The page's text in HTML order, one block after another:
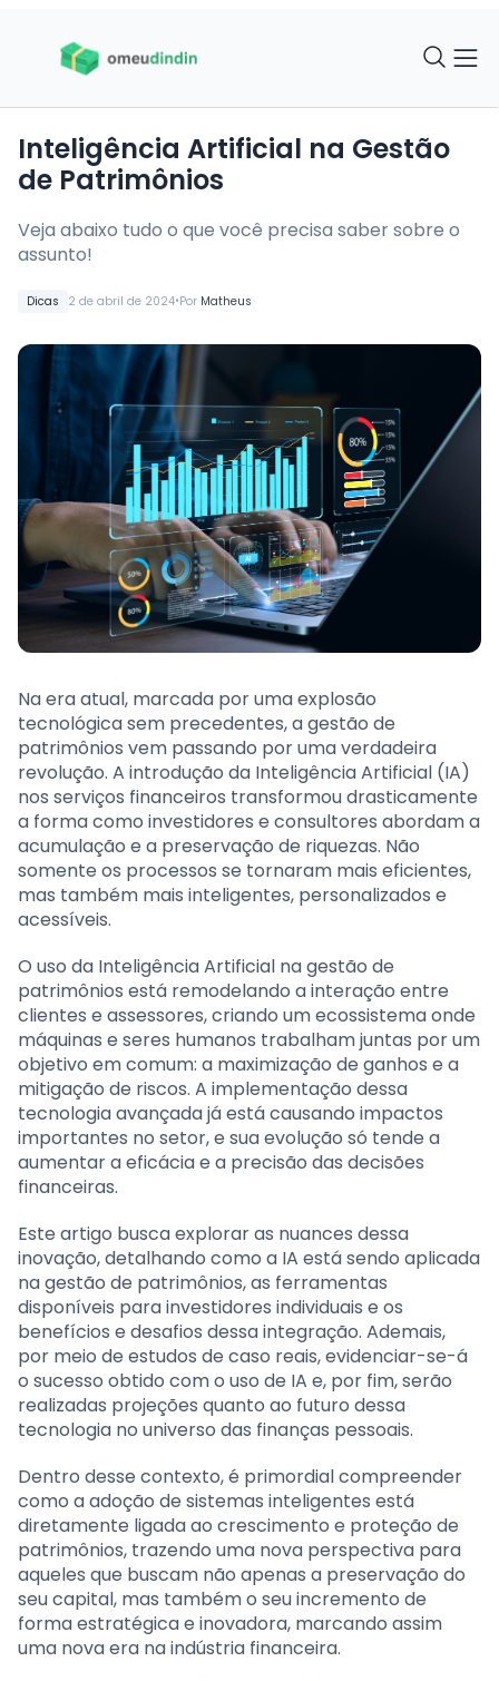
Dicas 2 de abril de 2024•Por Matheus
Inteligência Artificial na Gestão
de Patrimônios
Veja abaixo tudo o que você precisa saber sobre o
assunto!
Na era atual, marcada por uma explosão
tecnológica sem precedentes, a gestão de
patrimônios vem passando por uma verdadeira
revolução. A introdução da Inteligência Artificial (IA)
nos serviços financeiros transformou drasticamente
a forma como investidores e consultores abordam a
acumulação e a preservação de riquezas. Não
somente os processos se tornaram mais eficientes,
mas também mais inteligentes, personalizados e
acessíveis.
O uso da Inteligência Artificial na gestão de
patrimônios está remodelando a interação entre
clientes e assessores, criando um ecossistema onde
máquinas e seres humanos trabalham juntas por um
objetivo em comum: a maximização de ganhos e a
mitigação de riscos. A implementação dessa
tecnologia avançada já está causando impactos
importantes no setor, e sua evolução só tende a
aumentar a eficácia e a precisão das decisões
financeiras.
Este artigo busca explorar as nuances dessa
inovação, detalhando como a IA está sendo aplicada
na gestão de patrimônios, as ferramentas
disponíveis para investidores individuais e os
benefícios e desafios dessa integração. Ademais,
por meio de estudos de caso reais, evidenciar-se-á
o sucesso obtido com o uso de IA e, por fim, serão
realizadas projeções quanto ao futuro dessa
tecnologia no universo das finanças pessoais.
Dentro desse contexto, é primordial compreender
como a adoção de sistemas inteligentes está
diretamente ligada ao crescimento e proteção de
patrimônios, trazendo uma nova perspectiva para
aqueles que buscam não apenas a preservação do
seu capital, mas também o seu incremento de
forma estratégica e inovadora, marcando assim
uma nova era na indústria financeira.